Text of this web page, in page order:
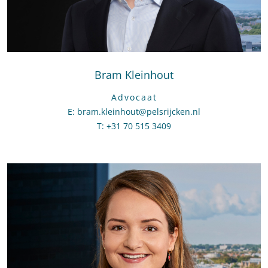
Bram Kleinhout
Advocaat
E: Stuur een e-mail naar Bram Kleinhout
bram.kleinhout@pelsrijcken.nl
T: Bel naar Bram Kleinhout
+31 70 515 3409